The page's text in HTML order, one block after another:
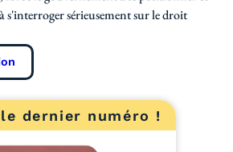
s'interroger sérieusement sur le droit
dernier numéro !